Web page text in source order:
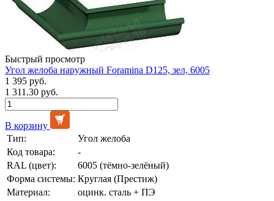
Быстрый просмотр
Угол желоба наружный Foramina D125, зел, 6005
1 395 руб.
1 311.30 руб.
В корзину
Тип:
Угол желоба
Код товара:
-
RAL (цвет):
6005 (тёмно-зелёный)
Форма системы: Круглая (Престиж)
Материал:
оцинк. сталь + ПЭ